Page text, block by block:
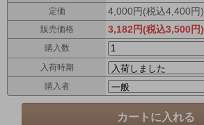
定価 4,000円(税込4,400円)
販売価格 3,182円(税込3,500円)
購入数
入荷時期
購入者